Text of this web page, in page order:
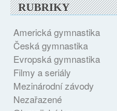
RUBRIKY
Americká gymnastika
Česká gymnastika
Evropská gymnastika
Filmy a seriály
Mezinárodní závody
Nezařazené